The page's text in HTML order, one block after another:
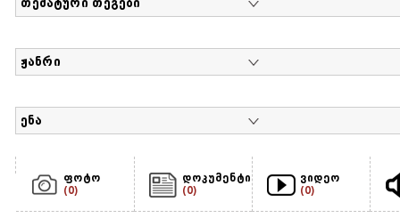
თემატური თეგები
ჟანრი
ენა
ფოტო
(0)
დოკუმენტი
(0)
ვიდეო
(0)